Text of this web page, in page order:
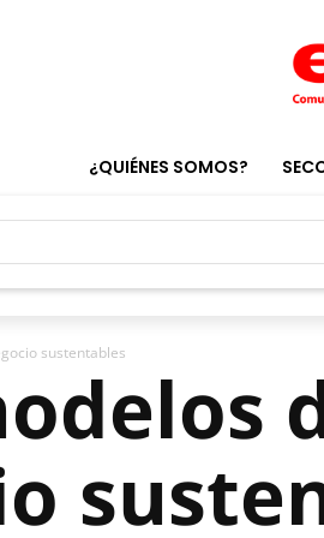
¿QUIÉNES SOMOS?
sustentables